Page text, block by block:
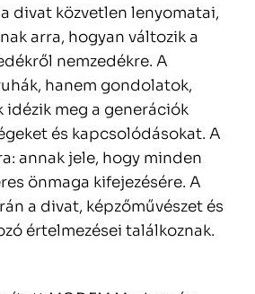
divat közvetlen lenyomatai,
arra, hogyan változik a
nemzedékre. A
hanem gondolatok,
idézik meg a generációk
és kapcsolódásokat. A
annak jele, hogy minden
önmaga kifejezésére. A
a divat, képzőművészet és
értelmezései találkoznak.